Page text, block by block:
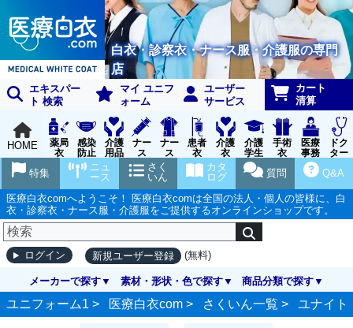
白衣・診察衣・ナース服・介護服の専門
店
エキスパー
ト 検索
マイ ユニフ
ォーム
ユーザー
サービス
カート
清算
HOME
薬局
衣
感染
防止
用品
介護
用品
ナー
ス
グッ
ズ
ナー
ス
ウェ
ア
患者
衣
介護
衣
介護
学生
実習
衣
手術
衣
医療
事務
受付
ドク
ター
ア
Q&A
質問
カタ
ログ
さく
いん
ニュ
ース
特集
医療白衣comへようこそ！ 医療白衣comは全国の法人・個人の皆様に、白
衣・診察衣・ナース服・介護服をご提供するオンラインショップです。
ログイン 新規ユーザー登録 (無料)
メーカーで探す 素材・形状・色で探す 商品分類で探す
ユニフォーム1 > 医療白衣com > さくいん一覧 > ユナイト